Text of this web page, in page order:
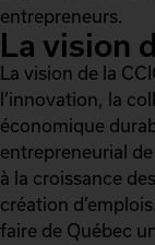
entrepreneurs.
La vision
La vision de la
l’innovation, la
économique
entrepreneurial
à la croissance
création
faire de Québec